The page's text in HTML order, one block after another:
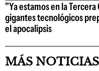
"Ya estamos en la
gigantes tecnológicos
el apocalipsis
MÁS